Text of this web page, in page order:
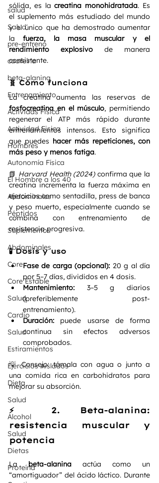
salud
Salud
pre-entreno
caafeína
beta-alanina
Entrenamiento
Actividas Fisica
Actividad Fisica
Hombres
Autonomía Física
El Hombre a los 40
Abdominales
Péptidos
Suplementos
Abdominales
Core
Core Estable
Salud
Cardio
Salud
Estiramientos
Ejercicios Aislados
Dieta
Salud
Alcohol
Salud
Dietas
Proteína
sólida, es la creatina monohidratada. Es
el suplemento más estudiado del mundo
y el único que ha demostrado aumentar
la fuerza, la masa muscular y el
rendimiento explosivo de manera
consistente.
🧬 Cómo funciona
fosfocreatina en el músculo, permitiendo
regenerar el ATP más rápido durante
entrenamientos intensos. Esto significa
que puedes hacer más repeticiones, con
más peso y menos fatiga.
📗 Harvard Health (2024) confirma que la
creatina incrementa la fuerza máxima en
ejercicios como sentadilla, press de banca
y peso muerto, especialmente cuando se
combina con entrenamiento de
resistencia progresiva.
🧪 Dosis y uso
Fase de carga (opcional): 20 g al día
por 5–7 días, divididos en 4 dosis.
Mantenimiento: 3–5 g diarios
(preferiblemente post-
entrenamiento).
Duración: puede usarse de forma
continua sin efectos adversos
comprobados.
💡 Consejo: tómala con agua o junto a
una comida rica en carbohidratos para
mejorar su absorción.
⚡ 2. Beta-alanina:
resistencia muscular y
potencia
La beta-alanina actúa como un
“amortiguador” del ácido láctico. Durante